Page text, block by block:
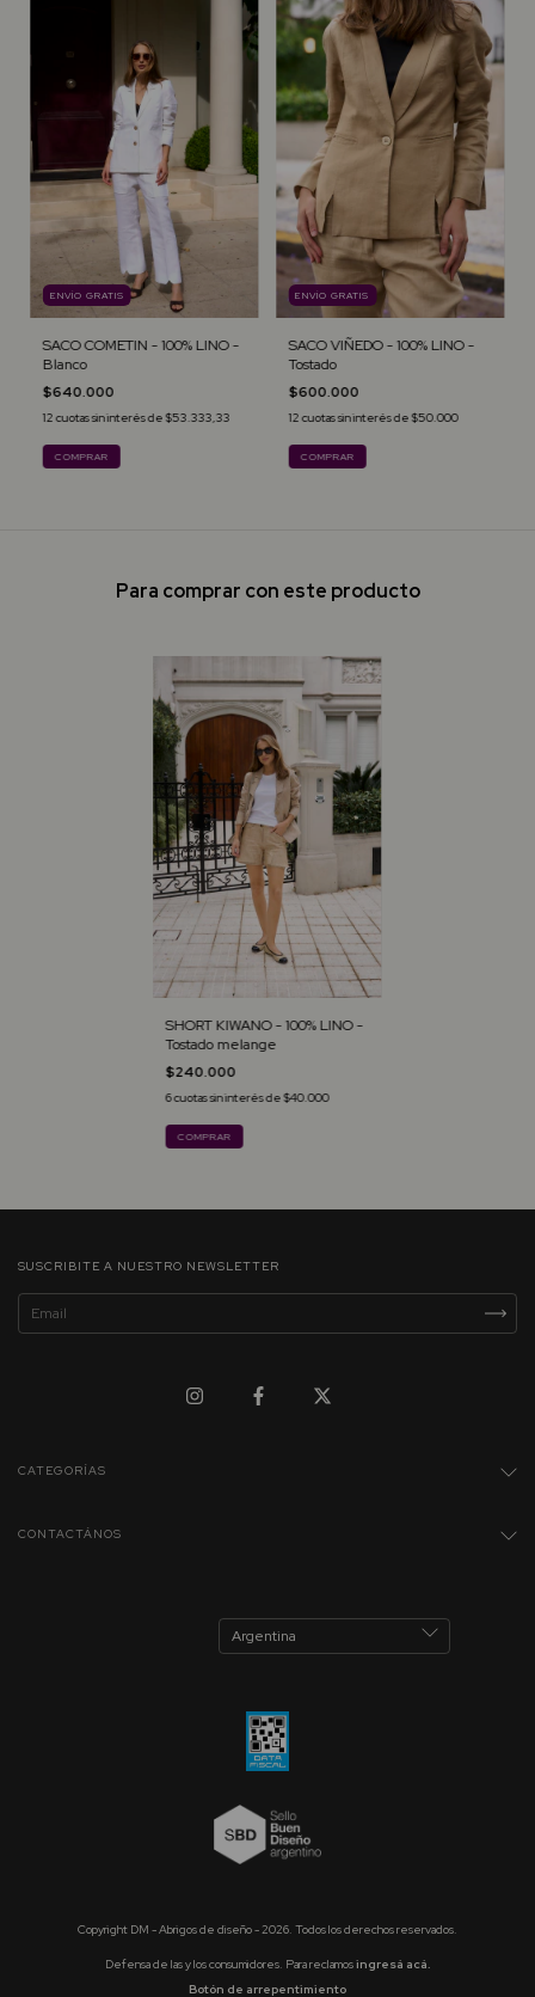
ENVÍO GRATIS
SACO COMETIN - 100% LINO -
Blanco
$640.000
12 cuotas sin interés de$53.333,33
COMPRAR
ENVÍO GRATIS
SACO VIÑEDO - 100% LINO -
Tostado
$600.000
12cuotas sin interés de$50.000
COMPRAR
Para comprar con este producto
SHORT KIWANO - 100% LINO -
Tostado melange
$240.000
6cuotas sin interés de$40.000
COMPRAR
SUSCRIBITE A NUESTRO NEWSLETTER
CATEGORÍAS
CONTACTÁNOS
Copyright DM - Abrigos de diseño - 2026. Todos los derechos reservados.
Defensa de las y los consumidores. Para reclamosingresá acá.
Botón de arrepentimiento